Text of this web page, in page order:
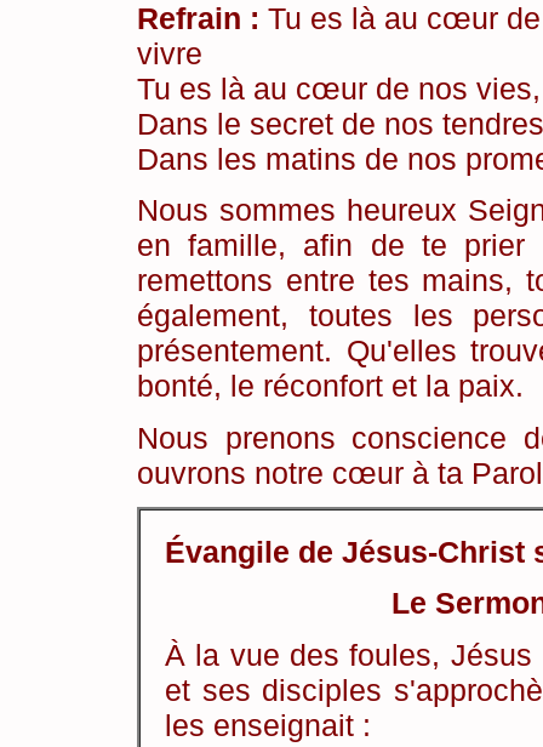
Refrain : Tu es là au cœur
vivre
Tu es là au cœur de nos
Dans le secret de nos
Dans les matins de nos
Nous sommes heureux
en famille, afin de te prier
remettons entre tes mains,
également, toutes les
présentement. Qu'elles
bonté, le réconfort et la paix.
Nous prenons conscience
ouvrons notre cœur à ta
Évangile de Jésus-Christ
Le
À la vue des foules,
et ses disciples
les enseignait :